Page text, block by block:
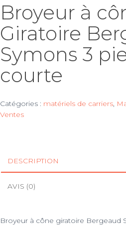
Broyeur à
Giratoire
Symons 3
courte
Catégories : matériels de carriers,
Ventes
DESCRIPTION
AVIS (0)
Broyeur à cône giratoire Bergeaud